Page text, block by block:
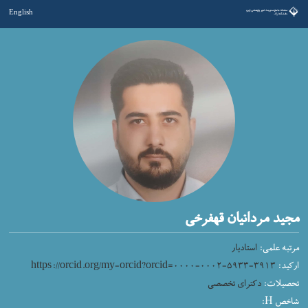
English
مجید مردانیان قهفرخی
مرتبه علمی: استادیار
ارکید: https://orcid.org/my-orcid?orcid=۰۰۰۰-۰۰۰۲-۵۹۳۳-۳۹۱۳
تحصیلات: دکترای تخصصی
شاخص H: